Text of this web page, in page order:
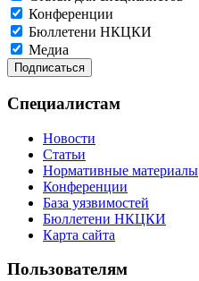
Конференции
Бюллетени НКЦКИ
Медиа
Специалистам
Новости
Статьи
Нормативные материалы
Конференции
База уязвимостей
Бюллетени НКЦКИ
Карта сайта
Пользователям